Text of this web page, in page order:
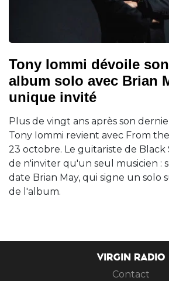
Tony Iommi dévoile
album solo avec Brian
unique invité
Plus de vingt ans après son
Tony Iommi revient avec From
23 octobre. Le guitariste de Black
de n'inviter qu'un seul musicien :
date Brian May, qui signe un solo
de l'album.
VIRGIN RADIO
Contact